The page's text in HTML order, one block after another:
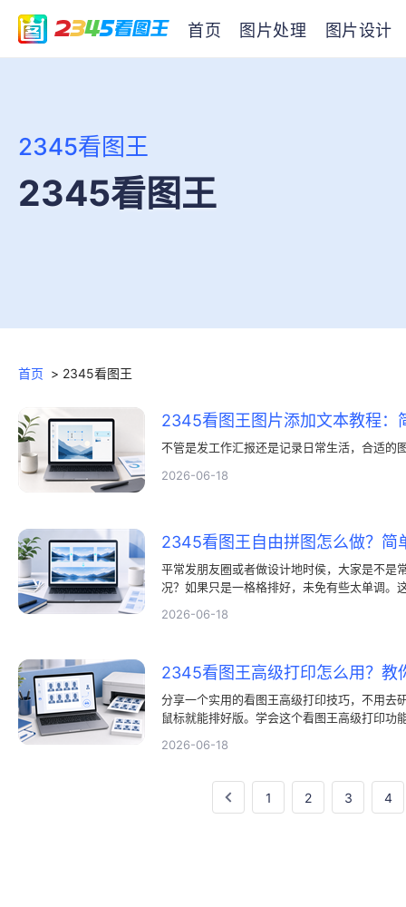
首页 图片处理 图片设计
2345看图王
2345看图王
首页 > 2345看图王
不管是发工作汇报还是记录日常生活，合适的
2026-06-18
平常发朋友圈或者做设计地时侯，大家是不是
况？如果只是一格格排好，未免有些太单调。
好看还特别有生活气息。今天就和大家聊聊，
2026-06-18
分享一个实用的看图王高级打印技巧，不用去
鼠标就能排好版。学会这个看图王高级打印功
2026-06-18
1 2 3 4